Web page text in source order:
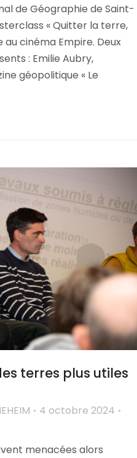
de Géographie de Saint-
« Quitter la terre,
au cinéma Empire. Deux
: Emilie Aubry,
géopolitique « Le
terres plus utiles
4 octobre 2024
menacées alors